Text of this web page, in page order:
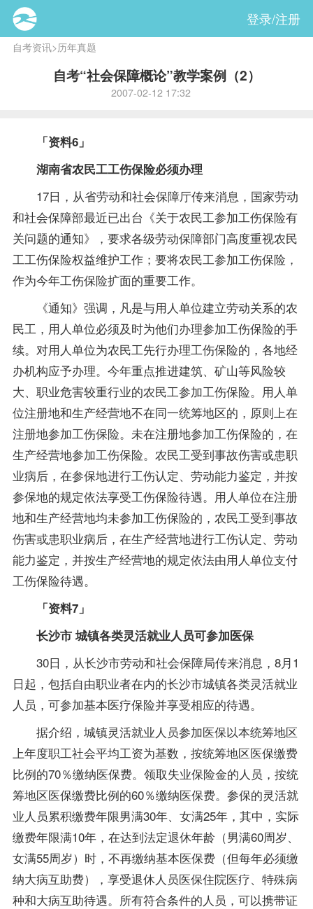
登录/注册
自考资讯>历年真题
自考“社会保障概论”教学案例（2）
2007-02-12 17:32
「资料6」
湖南省农民工工伤保险必须办理
17日，从省劳动和社会保障厅传来消息，国家劳动
和社会保障部最近已出台《关于农民工参加工伤保险有
关问题的通知》，要求各级劳动保障部门高度重视农民
工工伤保险权益维护工作；要将农民工参加工伤保险，
作为今年工伤保险扩面的重要工作。
《通知》强调，凡是与用人单位建立劳动关系的农
民工，用人单位必须及时为他们办理参加工伤保险的手
续。对用人单位为农民工先行办理工伤保险的，各地经
办机构应予办理。今年重点推进建筑、矿山等风险较
大、职业危害较重行业的农民工参加工伤保险。用人单
位注册地和生产经营地不在同一统筹地区的，原则上在
注册地参加工伤保险。未在注册地参加工伤保险的，在
生产经营地参加工伤保险。农民工受到事故伤害或患职
业病后，在参保地进行工伤认定、劳动能力鉴定，并按
参保地的规定依法享受工伤保险待遇。用人单位在注册
地和生产经营地均未参加工伤保险的，农民工受到事故
伤害或患职业病后，在生产经营地进行工伤认定、劳动
能力鉴定，并按生产经营地的规定依法由用人单位支付
工伤保险待遇。
「资料7」
长沙市 城镇各类灵活就业人员可参加医保
30日，从长沙市劳动和社会保障局传来消息，8月1
日起，包括自由职业者在内的长沙市城镇各类灵活就业
人员，可参加基本医疗保险并享受相应的待遇。
据介绍，城镇灵活就业人员参加医保以本统筹地区
上年度职工社会平均工资为基数，按统筹地区医保缴费
比例的70％缴纳医保费。领取失业保险金的人员，按统
筹地区医保缴费比例的60％缴纳医保费。参保的灵活就
业人员累积缴费年限男满30年、女满25年，其中，实际
缴费年限满10年，在达到法定退休年龄（男满60周岁、
女满55周岁）时，不再缴纳基本医保费（但每年必须缴
纳大病互助费），享受退休人员医保住院医疗、特殊病
种和大病互助待遇。所有符合条件的人员，可以携带证